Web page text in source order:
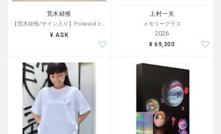
荒木経惟
【荒木経惟/サイン入り】Polaroid collage
¥ ASK
上村一夫
メモリーグラス
2026
¥ 69,300